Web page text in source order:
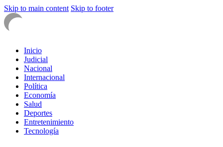
Skip to main content Skip to footer
Inicio
Judicial
Nacional
Internacional
Política
Economía
Salud
Deportes
Entretenimiento
Tecnología